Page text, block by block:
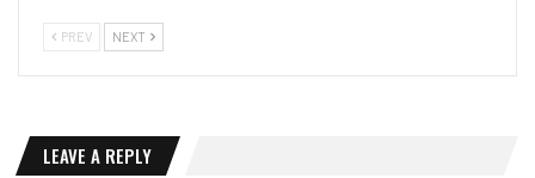
PREV NEXT
LEAVE A REPLY